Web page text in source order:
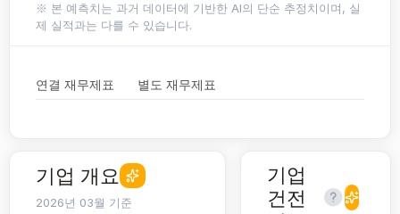
※ 본 예측치는 과거 데이터에 기반한 AI의 단순 추정치이며, 실
제 실적과는 다를 수 있습니다.
연결 재무제표 별도 재무제표
기업 개요
2026년 03월 기준
기업
건전